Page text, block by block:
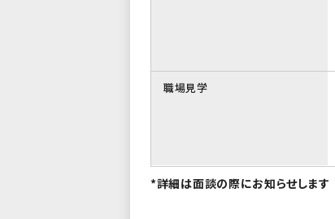
職場見学
*詳細は面談の際にお知らせします